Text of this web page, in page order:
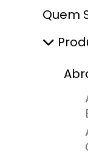
Quem